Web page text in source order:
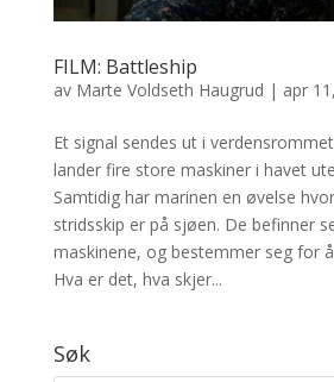
FILM: Battleship
av Marte Voldseth Haugrud | apr
Et signal sendes ut i
lander fire store maskiner i havet
Samtidig har marinen en øvelse
stridsskip er på sjøen. De befinner
maskinene, og bestemmer seg for
Hva er det, hva skjer...
Søk